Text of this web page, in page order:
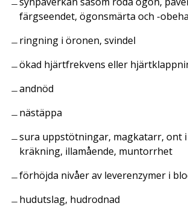
färgseendet, ögonsmärta och -
ringning i öronen, svindel
ökad hjärtfrekvens eller
andnöd
nästäppa
sura uppstötningar, magkatarr, ont i
kräkning, illamående, muntorrhet
förhöjda nivåer av leverenzymer i
hudutslag, hudrodnad